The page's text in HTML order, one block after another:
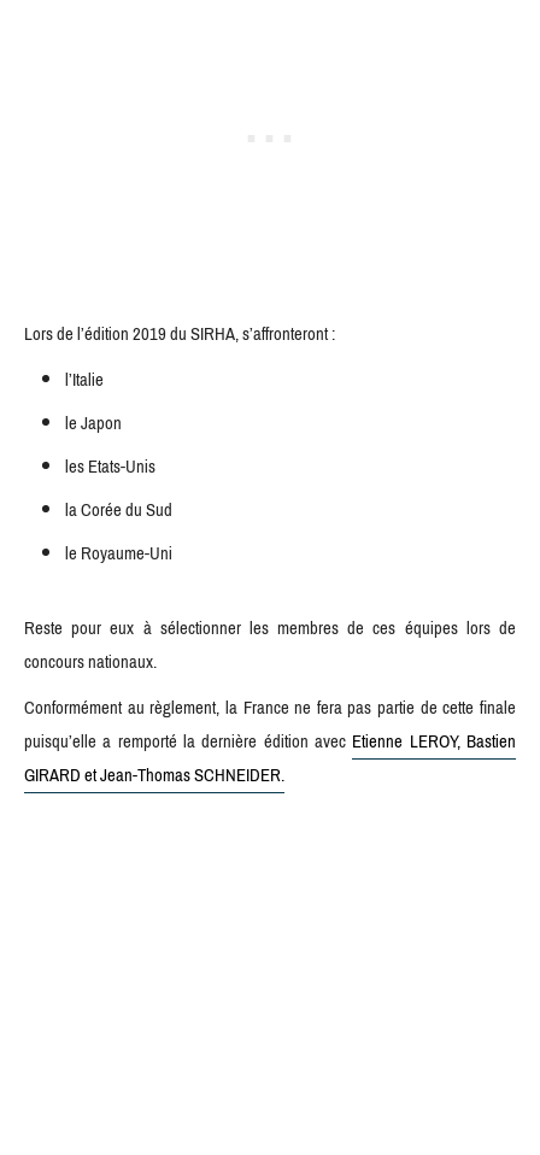
Lors de l’édition 2019 du SIRHA, s’affronteront :
l’Italie
le Japon
les Etats-Unis
la Corée du Sud
le Royaume-Uni
Reste pour eux à sélectionner les membres de ces équipes lors de
concours nationaux.
Conformément au règlement, la France ne fera pas partie de cette finale
puisqu’elle a remporté la dernière édition avec Etienne LEROY, Bastien
GIRARD et Jean-Thomas SCHNEIDER.